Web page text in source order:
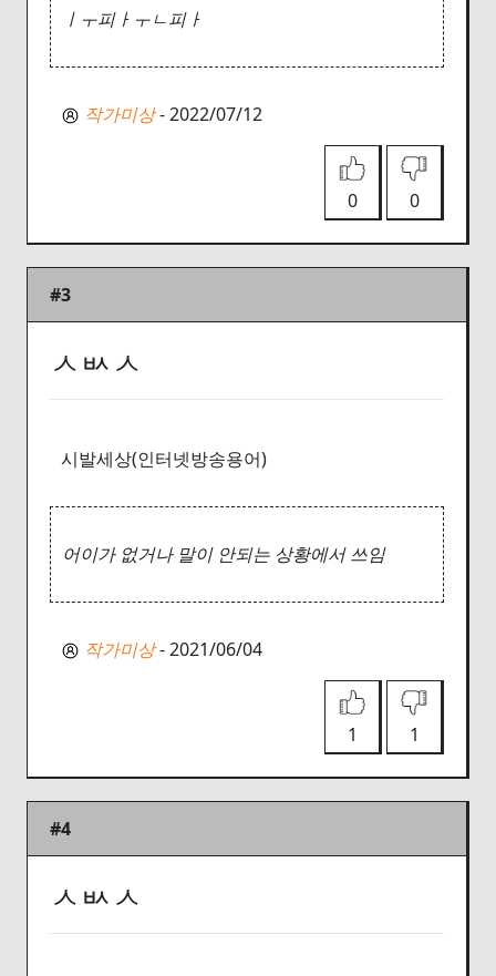
ㅣㅜ피ㅏㅜㄴ피ㅏ
작가미상- 2022/07/12
0 0
#3
ㅅㅄㅅ
시발세상(인터넷방송용어)
어이가 없거나 말이 안되는 상황에서 쓰임
작가미상- 2021/06/04
1 1
#4
ㅅㅄㅅ